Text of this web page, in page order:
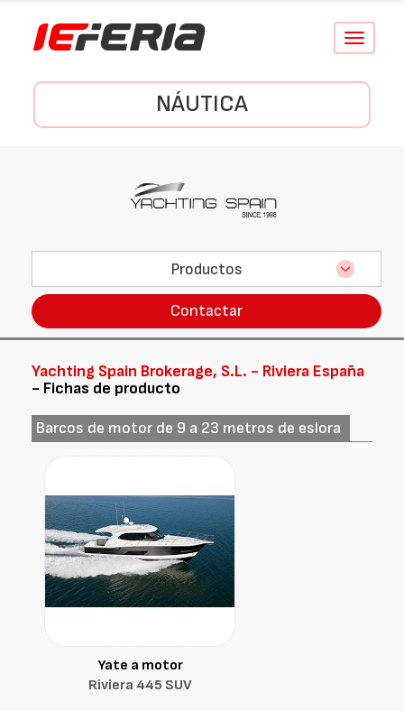
Conmutar
NÁUTICA
Productos
Contactar
Yachting Spain Brokerage, S.L. - Riviera España
- Fichas de producto
Barcos de motor de 9 a 23 metros de eslora
Yate a motor
Riviera 445 SUV